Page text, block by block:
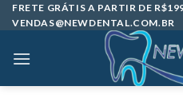
Skip
to
FRETE GRÁTIS A PARTIR DE
VENDAS@NEWDENTAL.COM.BR